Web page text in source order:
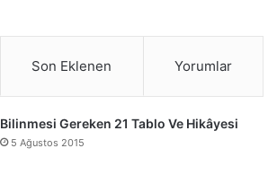
Son Eklenen Yorumlar
Bilinmesi Gereken 21 Tablo Ve Hikâyesi
5 Ağustos 2015